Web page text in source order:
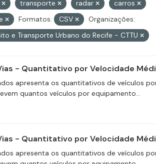
transporte radar
carros
Formatos: CSV
Organizações:
e Transporte Urbano do Recife - CTTU
- Quantitativo por Velocidade
apresenta os quantitativos de veículos
quantos veículos por equipamento...
- Quantitativo por Velocidade
apresenta os quantitativos de veículos